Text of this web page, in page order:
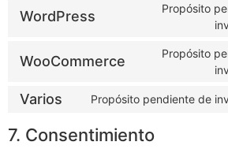
WordPress
Propósito
WooCommerce
Propósito
Varios Propósito pendiente de
7. Consentimiento